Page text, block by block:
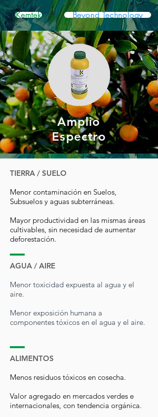
Kemtek Beyond Technology
Amplio
Espectro
TIERRA / SUELO
Menor contaminación en Suelos,
Subsuelos y aguas subterráneas.
Mayor productividad en las mismas áreas
cultivables, sin necesidad de aumentar
deforestación.
AGUA / AIRE
Menor toxicidad expuesta al agua y el
aire.
Menor exposición humana a
componentes tóxicos en el agua y el aire.
ALIMENTOS
Menos residuos tóxicos en cosecha.
Valor agregado en mercados verdes e
internacionales, con tendencia orgánica.